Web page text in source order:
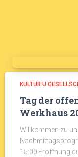
KULTUR U
Tag der
Werkhaus
Willkommen zu
15:00 Eröffnung